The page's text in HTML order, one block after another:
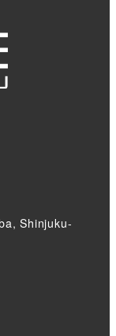
Shinjuku-